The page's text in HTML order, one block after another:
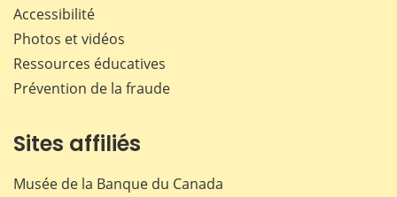
Accessibilité
Photos et vidéos
Ressources éducatives
Prévention de la fraude
Sites affiliés
Musée de la Banque du Canada